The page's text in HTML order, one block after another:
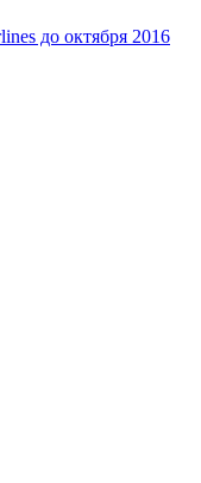
до октября 2016